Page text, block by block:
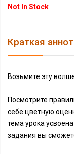
Not In Stock
Краткая
Возьмите эту
Посмотрите
себе цветную
тема урока
задания вы